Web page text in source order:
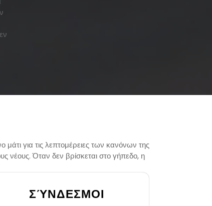
για τις λεπτομέρειες των κανόνων της
νέους. Όταν δεν βρίσκεται στο γήπεδο, η
ΣΎΝΔΕΣΜΟΙ